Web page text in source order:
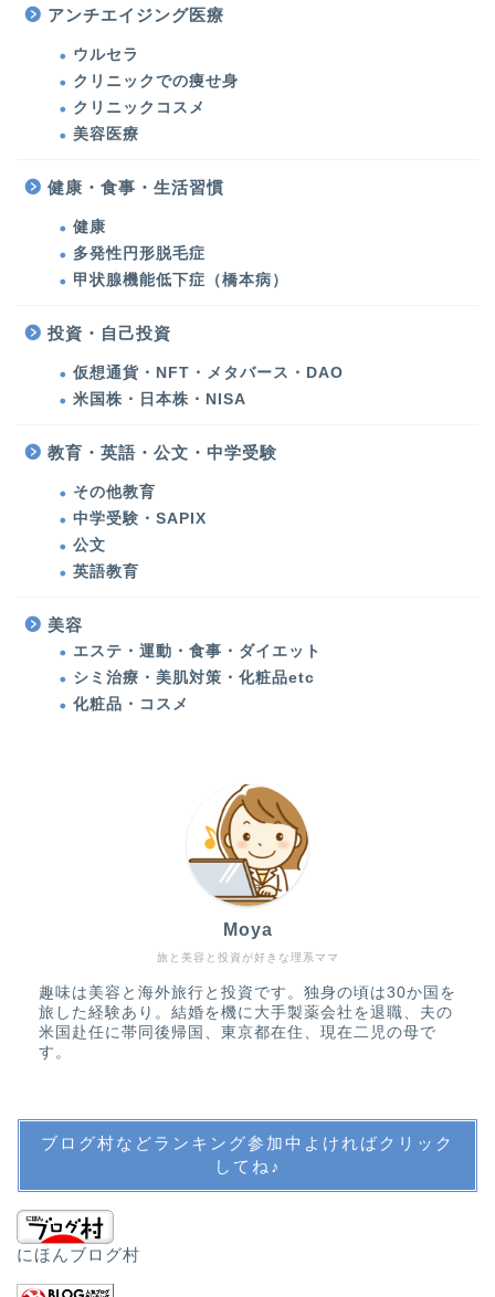
アンチエイジング医療
ウルセラ
クリニックでの痩せ身
クリニックコスメ
美容医療
健康・食事・生活習慣
健康
多発性円形脱毛症
甲状腺機能低下症（橋本病）
投資・自己投資
仮想通貨・NFT・メタバース・DAO
米国株・日本株・NISA
教育・英語・公文・中学受験
その他教育
中学受験・SAPIX
公文
英語教育
美容
エステ・運動・食事・ダイエット
シミ治療・美肌対策・化粧品etc
化粧品・コスメ
旅と美容と投資が好きな理系ママ
Moya
趣味は美容と海外旅行と投資です。独身の頃は30か国を
旅した経験あり。結婚を機に大手製薬会社を退職、夫の
米国赴任に帯同後帰国、東京都在住、現在二児の母で
す。
ブログ村などランキング参加中よければクリック
してね♪
にほんブログ村
甲状腺機能低下症（橋本
アメリカ生活
バックパッカーの記憶
教育・英語・公文・中学
受験
公文